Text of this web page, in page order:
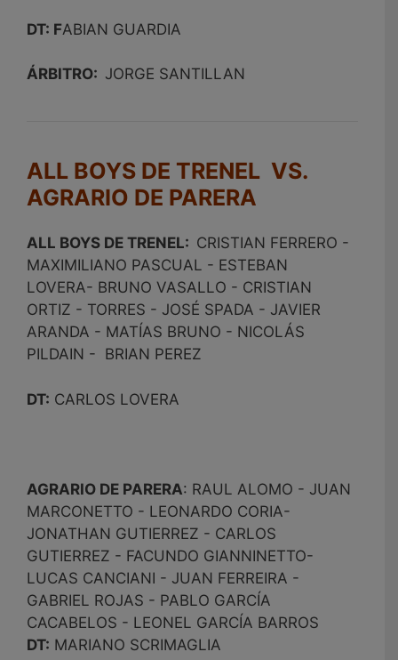
DT: FABIAN GUARDIA
ÁRBITRO: JORGE SANTILLAN
ALL BOYS DE TRENEL VS.
AGRARIO DE PARERA
ALL BOYS DE TRENEL: CRISTIAN FERRERO -
MAXIMILIANO PASCUAL - ESTEBAN
LOVERA- BRUNO VASALLO - CRISTIAN
ORTIZ - TORRES - JOSÉ SPADA - JAVIER
ARANDA - MATÍAS BRUNO - NICOLÁS
PILDAIN - BRIAN PEREZ
DT: CARLOS LOVERA
AGRARIO DE PARERA: RAUL ALOMO - JUAN
MARCONETTO - LEONARDO CORIA-
JONATHAN GUTIERREZ - CARLOS
GUTIERREZ - FACUNDO GIANNINETTO-
LUCAS CANCIANI - JUAN FERREIRA -
GABRIEL ROJAS - PABLO GARCÍA
CACABELOS - LEONEL GARCÍA BARROS
DT: MARIANO SCRIMAGLIA